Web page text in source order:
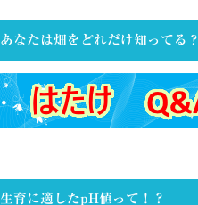
あなたは畑をどれだけ知ってる？
生育に適したpH値って！？